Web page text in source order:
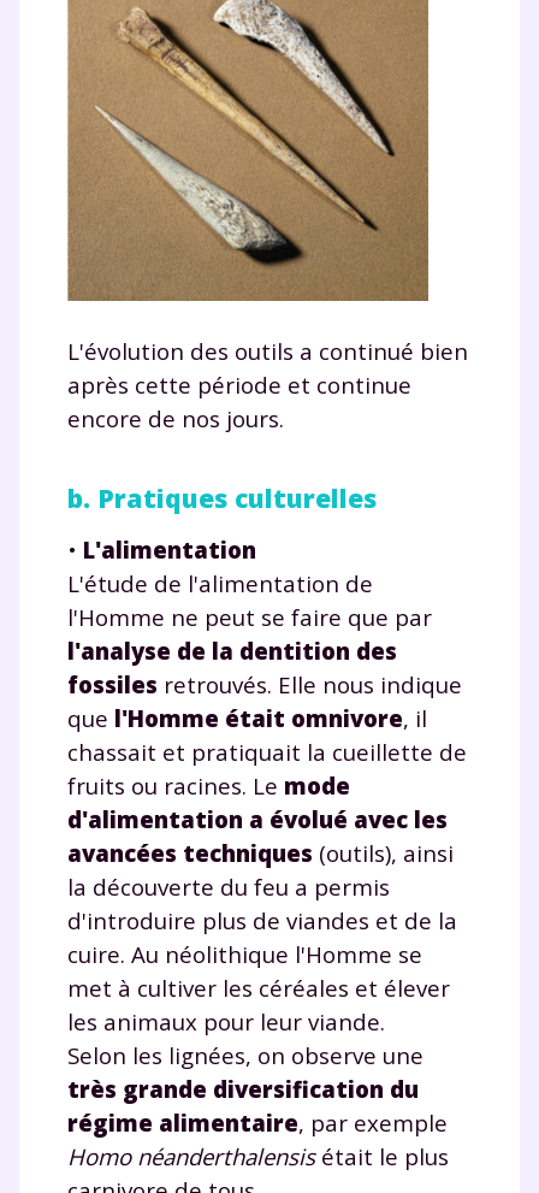
L'évolution des outils a continué bien
après cette période et continue
encore de nos jours.
b. Pratiques culturelles
• L'alimentation
L'étude de l'alimentation de
l'Homme ne peut se faire que par
l'analyse de la dentition des
fossiles retrouvés. Elle nous indique
que l'Homme était omnivore, il
chassait et pratiquait la cueillette de
fruits ou racines. Le mode
d'alimentation a évolué avec les
avancées techniques (outils), ainsi
la découverte du feu a permis
d'introduire plus de viandes et de la
cuire. Au néolithique l'Homme se
met à cultiver les céréales et élever
les animaux pour leur viande.
Selon les lignées, on observe une
très grande diversification du
régime alimentaire, par exemple
Homo néanderthalensisétait le plus